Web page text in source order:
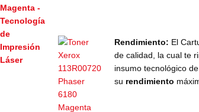
Rendimiento: El
de calidad, la cual te
insumo tecnológico
su rendimiento